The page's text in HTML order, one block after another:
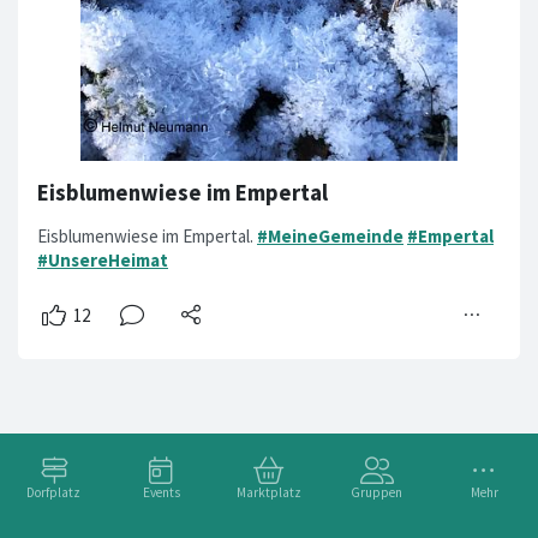
Dorfplatz Events Marktplatz Gruppen Mehr
Eisblumenwiese im Empertal
Eisblumenwiese im Empertal. #MeineGemeinde #Empertal
#UnsereHeimat